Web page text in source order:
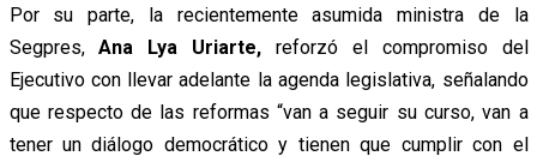
Por su parte, la recientemente asumida ministra de la
Segpres,Ana Lya Uriarte, reforzó el compromiso del
Ejecutivo con llevar adelante la agenda legislativa, señalando
que respecto de las reformas “van a seguir su curso, van a
tener un diálogo democrático y tienen que cumplir con el